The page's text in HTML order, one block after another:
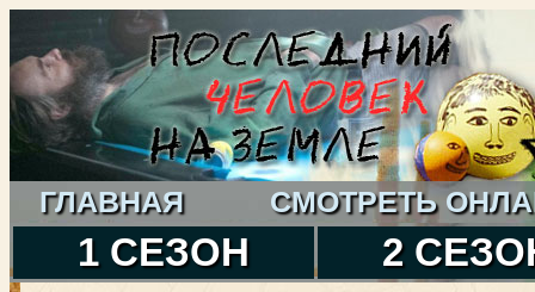
ГЛАВНАЯ СМОТРЕТЬ
1 СЕЗОН 2